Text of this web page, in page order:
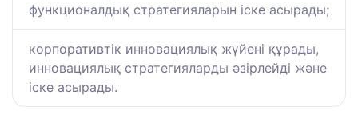
функционалдық стратегияларын іске асырады;
корпоративтік инновациялық жүйені құрады,
инновациялық стратегияларды әзірлейді және
іске асырады.